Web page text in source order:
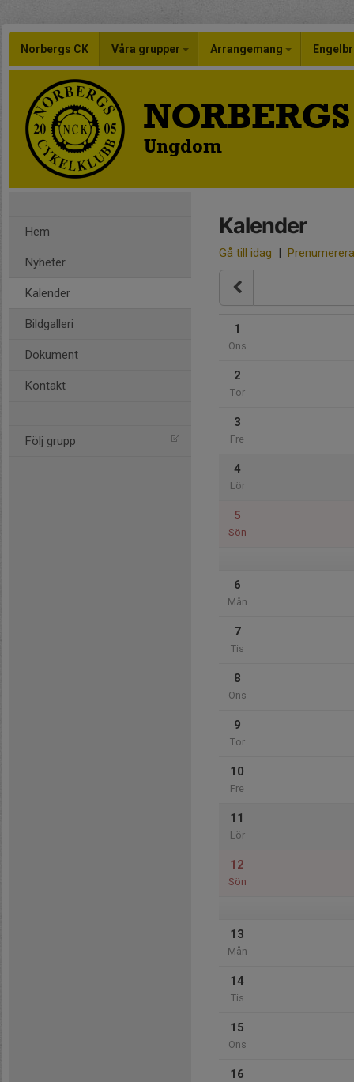
Norbergs CK Våra grupper Arrangemang
Ungdom
Hem
Nyheter
Kalender
Bildgalleri
Dokument
Kontakt
Följ grupp
Kalender
Gå till idag | Prenumerera
1
Ons
2
Tor
3
Fre
4
Lör
5
Sön
6
Mån
7
Tis
8
Ons
9
Tor
10
Fre
11
Lör
12
Sön
13
Mån
14
Tis
15
Ons
16